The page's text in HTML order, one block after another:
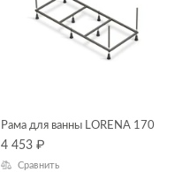
Рама для ванны LORENA 170
4 453 ₽
Сравнить